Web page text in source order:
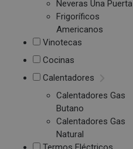
Neveras Una Puerta
Frigoríficos
Americanos
Vinotecas
Cocinas
Calentadores
Calentadores Gas
Butano
Calentadores Gas
Natural